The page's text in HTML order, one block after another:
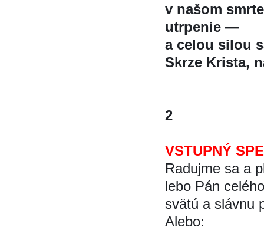
v našom
utrpenie —
a celou silou
Skrze Krista,
2
VSTUPNÝ
Radujme sa a
lebo Pán
svätú a slávnu
Alebo: